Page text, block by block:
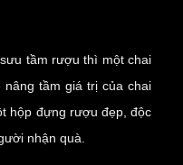
tầm rượu thì một chai
tầm giá trị của chai
hộp đựng rượu đẹp, độc
nhận quà.